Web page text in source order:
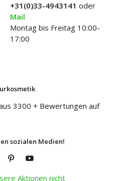
+31(0)33-4943141 oder
Mail
Montag bis Freitag 10:00-
17:00
3300 + Bewertungen auf
sozialen Medien!
Aktionen nicht